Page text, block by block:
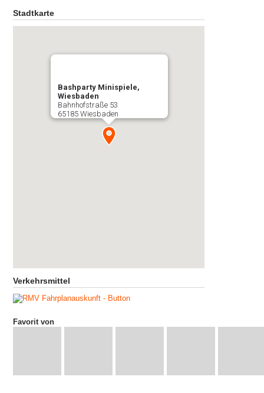
Stadtkarte
Bashparty Minispiele,
Wiesbaden
Bahnhofstraße 53
65185 Wiesbaden
Verkehrsmittel
Favorit von